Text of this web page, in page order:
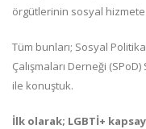
örgütlerinin sosyal
Tüm bunları; Sosyal
Çalışmaları Derneği
ile konuştuk.
İlk olarak; LGBTİ+